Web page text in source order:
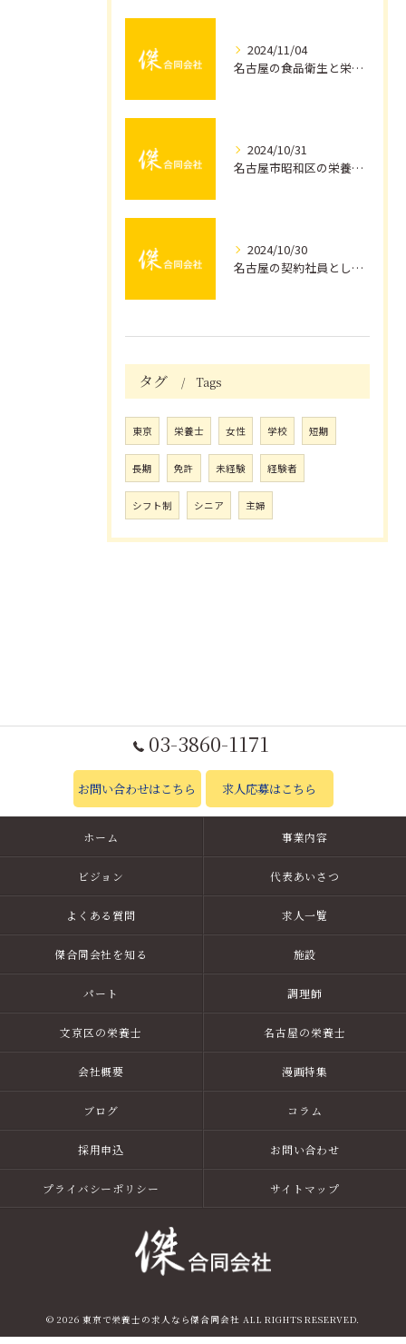
2024/11/04
名古屋の食品衛生と栄養士の役割
2024/10/31
名古屋市昭和区の栄養士が担う健康づくり
2024/10/30
名古屋の契約社員としての厨房仕事の魅力
タグ Tags
東京 栄養士 女性 学校 短期
長期 免許 未経験 経験者
シフト制 シニア 主婦
03-3860-1171
お問い合わせはこちら 求人応募はこちら
ホーム 事業内容
ビジョン 代表あいさつ
よくある質問 求人一覧
傑合同会社を知る 施設
パート 調理師
文京区の栄養士 名古屋の栄養士
会社概要 漫画特集
ブログ コラム
採用申込 お問い合わせ
プライバシーポリシー サイトマップ
© 2026 東京で栄養士の求人なら傑合同会社 ALL RIGHTS RESERVED.